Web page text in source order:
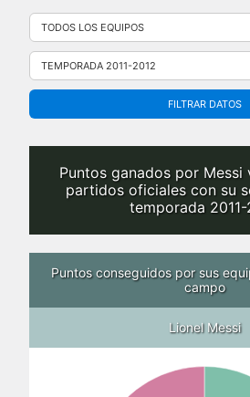
Saltar
contenido
FILTRAR DATOS
Puntos ganados por Messi
partidos oficiales con su
temporada 2011-
Puntos conseguidos por sus
campo
Lionel Messi